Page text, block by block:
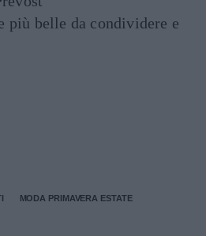
più belle da condividere e
MODA PRIMAVERA ESTATE